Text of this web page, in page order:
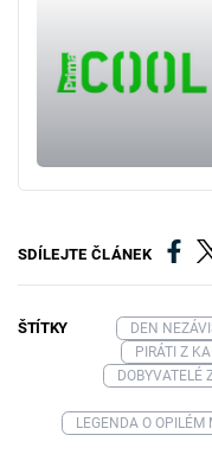
SDÍLEJTE ČLÁNEK
ŠTÍTKY DEN
PIRÁTI Z
DOBYVATELÉ
LEGENDA O OPILÉM